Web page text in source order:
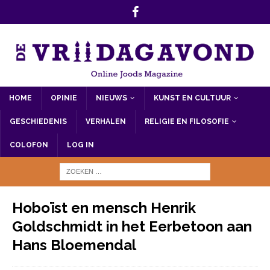
HOME OPINIE NIEUWS KUNST EN CULTUUR
GESCHIEDENIS VERHALEN RELIGIE EN FILOSOFIE
COLOFON LOG IN
Hoboïst en mensch Henrik
Goldschmidt in het Eerbetoon aan
Hans Bloemendal